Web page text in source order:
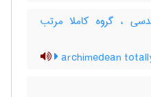
، گروه کاملا مرتب
archimedean